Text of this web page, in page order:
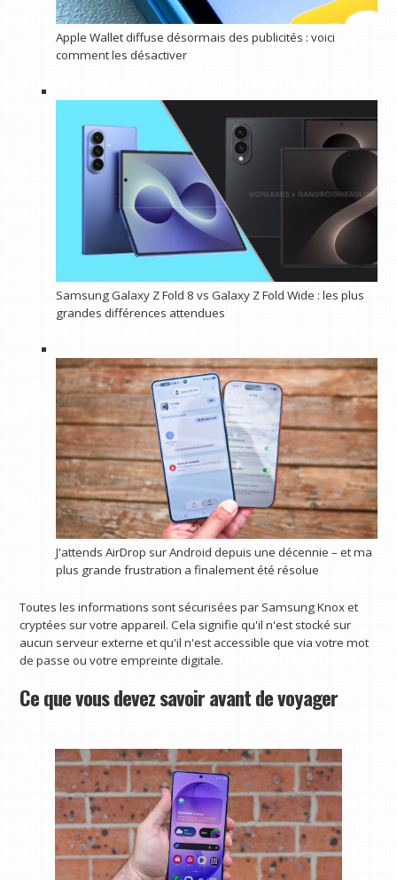
Apple Wallet diffuse désormais des publicités : voici
comment les désactiver
Samsung Galaxy Z Fold 8 vs Galaxy Z Fold Wide : les plus
grandes différences attendues
J'attends AirDrop sur Android depuis une décennie – et ma
plus grande frustration a finalement été résolue
Toutes les informations sont sécurisées par Samsung Knox et
cryptées sur votre appareil. Cela signifie qu'il n'est stocké sur
aucun serveur externe et qu'il n'est accessible que via votre mot
de passe ou votre empreinte digitale.
Ce que vous devez savoir avant de voyager